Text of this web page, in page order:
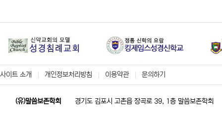
사이트 소개 개인정보처리방침 이용약관 문의하기
(유)말씀보존학회 경기도 김포시 고촌읍 장곡로 39, 1층 말씀보존학회